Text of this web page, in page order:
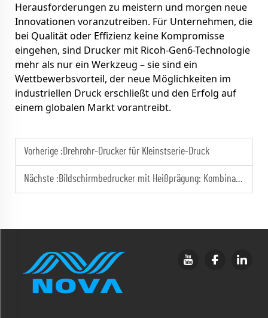
Herausforderungen zu meistern und morgen neue
Innovationen voranzutreiben. Für Unternehmen, die
bei Qualität oder Effizienz keine Kompromisse
eingehen, sind Drucker mit Ricoh-Gen6-Technologie
mehr als nur ein Werkzeug – sie sind ein
Wettbewerbsvorteil, der neue Möglichkeiten im
industriellen Druck erschließt und den Erfolg auf
einem globalen Markt vorantreibt.
Vorherige :Drehrohr-Drucker für Kleinstserie-Druck
Nächste :Bildschirmbedrucker mit Heißprägung: Kombination aus Drucken und Vergolden